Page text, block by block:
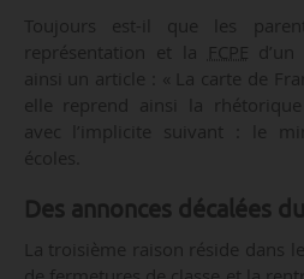
Toujours est-il que les
représentation et la FCPE
ainsi un article : « La carte de
elle reprend ainsi la
avec l’implicite suivant : le
écoles.
Des annonces décalées
La troisième raison réside dans